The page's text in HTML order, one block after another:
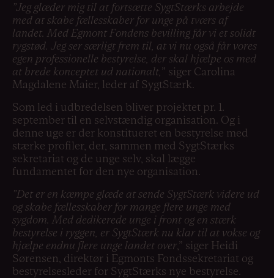
”Jeg glæder mig til at fortsætte SygtStærks arbejde
med at skabe fællesskaber for unge på tværs af
landet. Med Egmont Fondens bevilling får vi et solidt
rygstød. Jeg ser særligt frem til, at vi nu også får vores
egen professionelle bestyrelse, der skal hjælpe os med
at brede konceptet ud nationalt, ” siger Carolina
Magdalene Maier, leder af SygtStærk.
Som led i udbredelsen bliver projektet pr. 1.
september til en selvstændig organisation. Og i
denne uge er der konstitueret en bestyrelse med
stærke profiler, der, sammen med SygtStærks
sekretariat og de unge selv, skal lægge
fundamentet for den nye organisation.
”Det er en kæmpe glæde at sende SygtStærk videre ud
og skabe fællesskaber for mange flere unge med
sygdom. Med dedikerede unge i front og en stærk
bestyrelse i ryggen, er SygtStærk nu klar til at vokse og
hjælpe endnu flere unge landet over,” siger Heidi
Sørensen, direktør i Egmonts Fondssekretariat og
bestyrelsesleder for SygtStærks nye bestyrelse.